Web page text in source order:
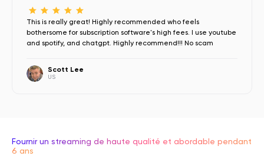
This is really great! Highly recommended who feels
bothersome for subscription software's high fees. I use youtube
and spotify, and chatgpt. Highly recommend!!! No scam
Scott Lee
US
Fournir un streaming de haute qualité et abordable pendant
6 ans